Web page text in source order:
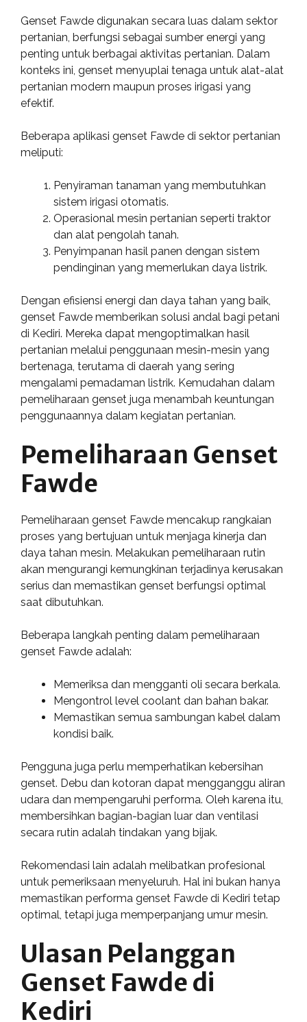
Genset Fawde digunakan secara luas dalam sektor
pertanian, berfungsi sebagai sumber energi yang
penting untuk berbagai aktivitas pertanian. Dalam
konteks ini, genset menyuplai tenaga untuk alat-alat
pertanian modern maupun proses irigasi yang
efektif.
Beberapa aplikasi genset Fawde di sektor pertanian
meliputi:
Penyiraman tanaman yang membutuhkan
sistem irigasi otomatis.
Operasional mesin pertanian seperti traktor
dan alat pengolah tanah.
Penyimpanan hasil panen dengan sistem
pendinginan yang memerlukan daya listrik.
Dengan efisiensi energi dan daya tahan yang baik,
genset Fawde memberikan solusi andal bagi petani
di Kediri. Mereka dapat mengoptimalkan hasil
pertanian melalui penggunaan mesin-mesin yang
bertenaga, terutama di daerah yang sering
mengalami pemadaman listrik. Kemudahan dalam
pemeliharaan genset juga menambah keuntungan
penggunaannya dalam kegiatan pertanian.
Pemeliharaan Genset
Fawde
Pemeliharaan genset Fawde mencakup rangkaian
proses yang bertujuan untuk menjaga kinerja dan
daya tahan mesin. Melakukan pemeliharaan rutin
akan mengurangi kemungkinan terjadinya kerusakan
serius dan memastikan genset berfungsi optimal
saat dibutuhkan.
Beberapa langkah penting dalam pemeliharaan
genset Fawde adalah:
Memeriksa dan mengganti oli secara berkala.
Mengontrol level coolant dan bahan bakar.
Memastikan semua sambungan kabel dalam
kondisi baik.
Pengguna juga perlu memperhatikan kebersihan
genset. Debu dan kotoran dapat mengganggu aliran
udara dan mempengaruhi performa. Oleh karena itu,
membersihkan bagian-bagian luar dan ventilasi
secara rutin adalah tindakan yang bijak.
Rekomendasi lain adalah melibatkan profesional
untuk pemeriksaan menyeluruh. Hal ini bukan hanya
memastikan performa genset Fawde di Kediri tetap
optimal, tetapi juga memperpanjang umur mesin.
Ulasan Pelanggan
Genset Fawde di
Kediri